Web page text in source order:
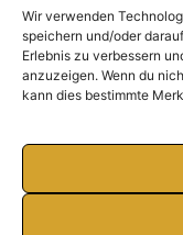
Wir verwenden
speichern und/oder
Erlebnis zu verbessern
anzuzeigen. Wenn du
kann dies bestimmte
Spenden
Ausgaben
DS-TV